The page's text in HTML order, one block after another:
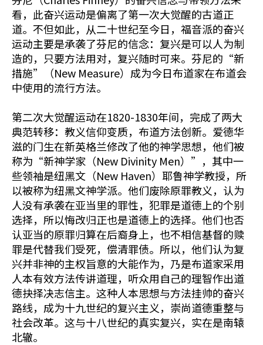
看，此奋兴运动是偏离了第一次大觉醒的古道正
道。不但如此，从二十世纪至今日，福音派的奋兴
运动主要是承袭了芬尼的信念：复兴是可以人为制
造的，只要方法用对，复兴随时可来。芬尼的“新
措施”（New Measure）成为今日布道家在布道会
中使用的流行方法。
第二次大觉醒运动在1820-1830年间，完成了两大
典范转移：教义信仰变质，布道方法创新。爱德华
滋的门生在新英格兰修改了他的神学思想，他们被
称为“新神学家（New Divinity Men）”，其中一
些领袖是纽黑文（New Haven）耶鲁神学教授，所
以被称为纽黑文神学派。他们废除原罪教义，认为
人没有承袭在亚当里的罪性，犯罪是道德上的个别
选择，所以悔改归正也是道德上的选择。他们也否
认亚当的原罪归算在后裔身上，也不相信基督的赎
罪是代替我们受死，偿清罪债。所以，他们认为复
兴并非神的主权旨意的大能作为，乃是布道家采用
人本有效方法传讲道理，听众用自己的理智作出道
德抉择决志信主。这种人本思想与方法挂帅的奋兴
路线，成为十九世纪的复兴主义，崇尚道德重整与
社会改革。这与十八世纪的真实复兴，实在是南辕
北辙。